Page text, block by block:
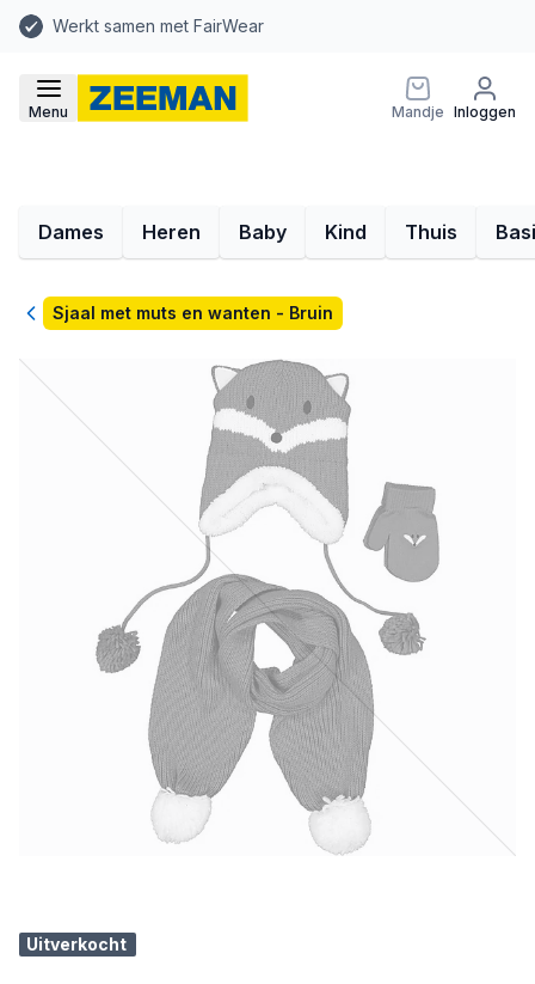
Werkt samen met FairWear
Menu Mandje Inloggen
Dames Heren Baby Kind Thuis
TerugSjaal met muts en wanten - Bruin
Uitverkocht